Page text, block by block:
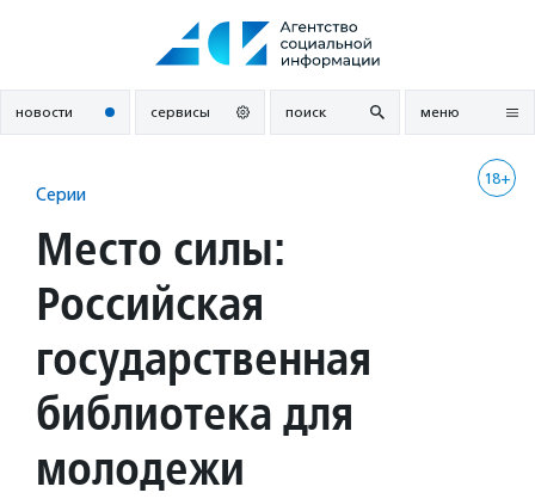
новости сервисы поиск меню
18+
Серии
Место силы:
Российская
государственная
библиотека для
молодежи